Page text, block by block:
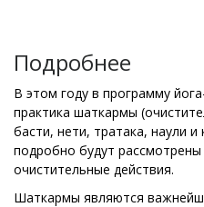
Подробнее
В этом году в программу
практика шаткармы
басти, нети, тратака, наули
подробно будут
очистительные действия.
Шаткармы являются